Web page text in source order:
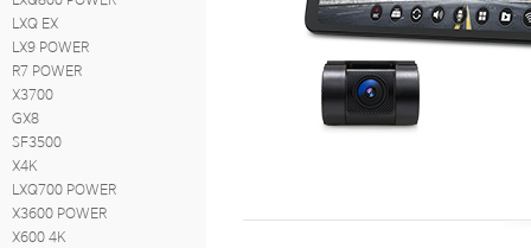
LXQ EX
LX9 POWER
R7 POWER
X3700
GX8
SF3500
X4K
LXQ700 POWER
X3600 POWER
X600 4K